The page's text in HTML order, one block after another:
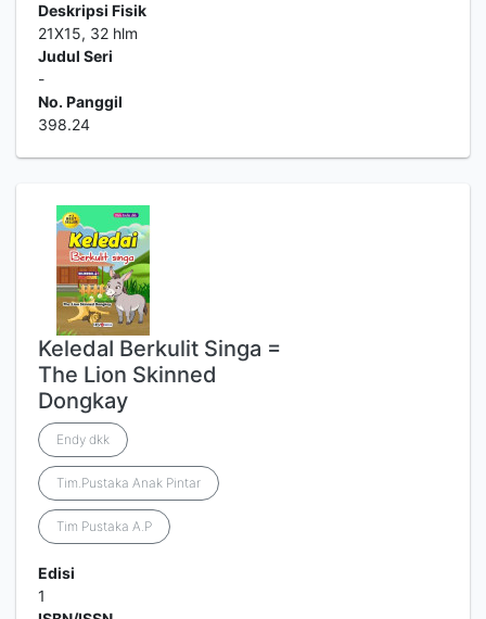
Deskripsi Fisik
21X15, 32 hlm
Judul Seri
-
No. Panggil
398.24
KeledaI Berkulit Singa =
The Lion Skinned
Dongkay
Endy dkk
Tim.Pustaka Anak Pintar
Tim Pustaka A.P
Edisi
1